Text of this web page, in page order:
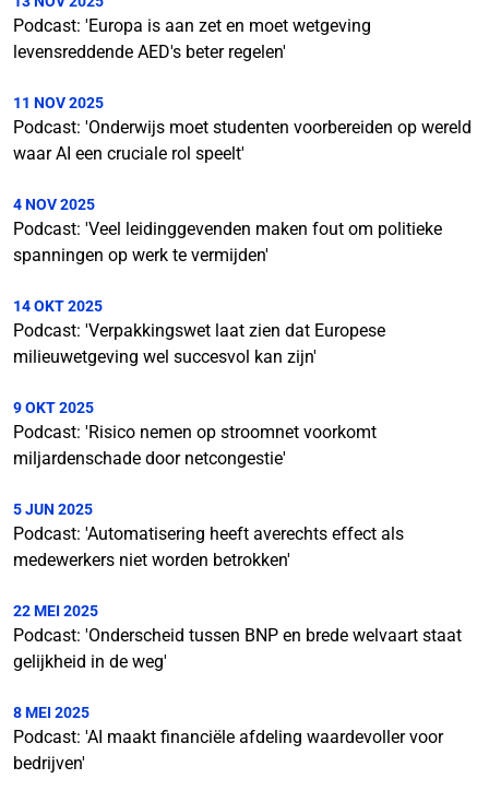
Podcast: 'Europa is aan zet en moet wetgeving
levensreddende AED's beter regelen'
11 NOV 2025
Podcast: 'Onderwijs moet studenten voorbereiden op wereld
waar AI een cruciale rol speelt'
4 NOV 2025
Podcast: 'Veel leidinggevenden maken fout om politieke
spanningen op werk te vermijden'
14 OKT 2025
Podcast: 'Verpakkingswet laat zien dat Europese
milieuwetgeving wel succesvol kan zijn'
9 OKT 2025
Podcast: 'Risico nemen op stroomnet voorkomt
miljardenschade door netcongestie'
5 JUN 2025
Podcast: 'Automatisering heeft averechts effect als
medewerkers niet worden betrokken'
22 MEI 2025
Podcast: 'Onderscheid tussen BNP en brede welvaart staat
gelijkheid in de weg'
8 MEI 2025
Podcast: 'AI maakt financiële afdeling waardevoller voor
bedrijven'